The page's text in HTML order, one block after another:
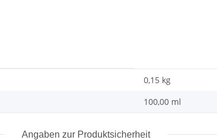
0,15 kg
100,00 ml
Angaben zur Produktsicherheit